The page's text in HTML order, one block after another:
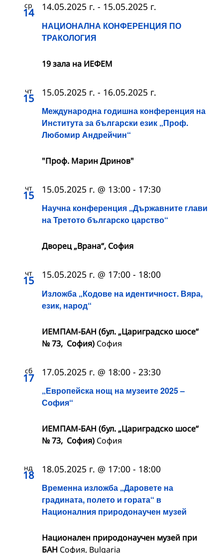
ср
14
НАЦИОНАЛНА КОНФЕРЕНЦИЯ ПО
ТРАКОЛОГИЯ
14.05.2025 г. - 15.05.2025 г.
19 зала на ИЕФЕМ
чт
15
Международна годишна конференция на
Института за български език „Проф.
Любомир Андрейчин“
15.05.2025 г. - 16.05.2025 г.
"Проф. Марин Дринов"
чт
15
Научна конференция „Държавните глави
на Третото българско царство“
15.05.2025 г. @ 13:00 - 17:30
Дворец „Врана“, София
чт
15
Изложба „Кодове на идентичност. Вяра,
език, народ“
15.05.2025 г. @ 17:00 - 18:00
ИЕМПАМ-БАН (бул. „Цариградско шосе“
№ 73, София) София
сб
17
„Европейска нощ на музеите 2025 –
София“
17.05.2025 г. @ 18:00 - 23:30
ИЕМПАМ-БАН (бул. „Цариградско шосе“
№ 73, София) София
нд
18
Временна изложба „Даровете на
градината, полето и гората“ в
Националния природонаучен музей
18.05.2025 г. @ 17:00 - 18:00
Национален природонаучен музей при
БАН София, Bulgaria